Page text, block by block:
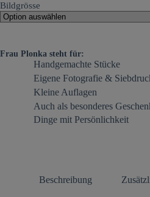
Bildgrösse
Frau Plonka steht für:
Handgemachte Stücke
Eigene Fotografie &
Kleine Auflagen
Auch als besonderes
Dinge mit Persönlichkeit
Beschreibung